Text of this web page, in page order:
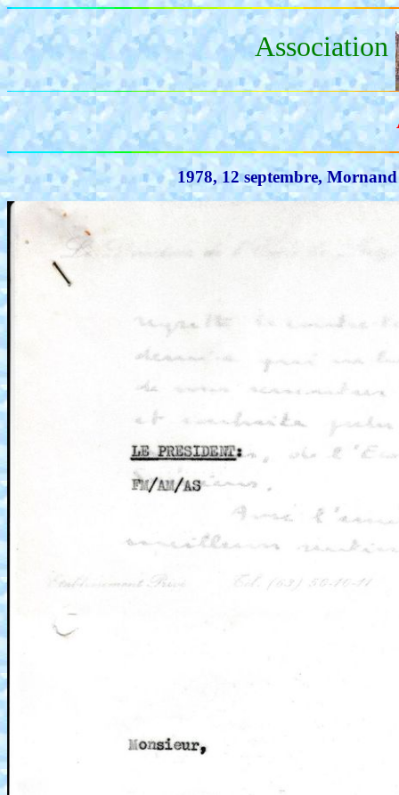
Association
1978, 12 septembre,